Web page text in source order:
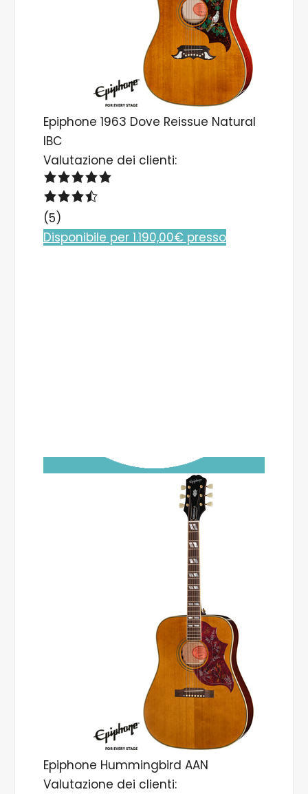
Epiphone 1963 Dove Reissue Natural
IBC
Valutazione dei clienti:
(5)
Disponibile per 1.190,00€ presso
Epiphone Hummingbird AAN
Valutazione dei clienti: